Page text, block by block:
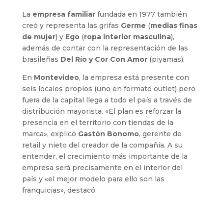
La empresa familiarfundada en 1977 también
creó y representa las grifas Germe (medias finas
de mujer) y Ego (ropa interior masculina),
además de contar con la representación de las
brasileñas Del Río y Cor Con Amor (piyamas).
En Montevideo, la empresa está presente con
seis locales propios (uno en formato outlet) pero
fuera de la capital llega a todo el país a través de
distribución mayorista. «El plan es reforzar la
presencia en el territorio con tiendas de la
marca», explicó Gastón Bonomo, gerente de
retail y nieto del creador de la compañía. A su
entender, el crecimiento más importante de la
empresa será precisamente en el interior del
país y «el mejor modelo para ello son las
franquicias», destacó.